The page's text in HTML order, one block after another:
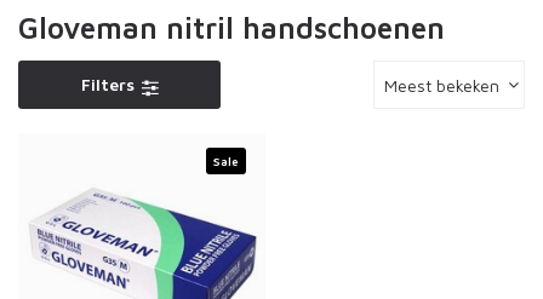
Gloveman nitril handschoenen
Filters Meest bekeken
Sale